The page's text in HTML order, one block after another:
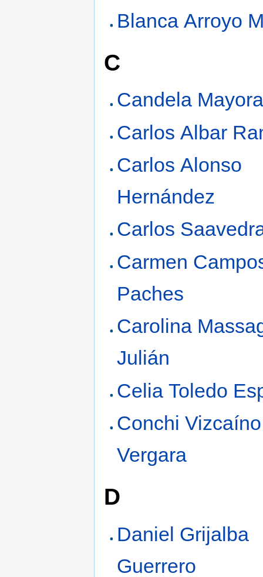
Blanca Arroyo
C
Candela
Carlos Albar
Carlos Alonso
Hernández
Carlos
Carmen
Paches
Carolina
Julián
Celia Toledo
Conchi Vizcaíno
Vergara
D
Daniel Grijalba
Guerrero